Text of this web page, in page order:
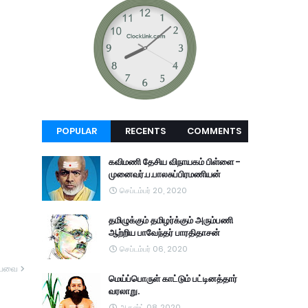
POPULAR RECENTS COMMENTS
கவிமணி தேசிய விநாயகம் பிள்ளை -
முனைவர்.ப.பாலசுப்பிரமணியன்
செப்டம்பர் 20, 2020
தமிழுக்கும் தமிழர்க்கும் அரும்பணி
ஆற்றிய பாவேந்தர் பாரதிதாசன்
செப்டம்பர் 06, 2020
மெய்ப்பொருள் காட்டும் பட்டினத்தார்
வரலாறு.